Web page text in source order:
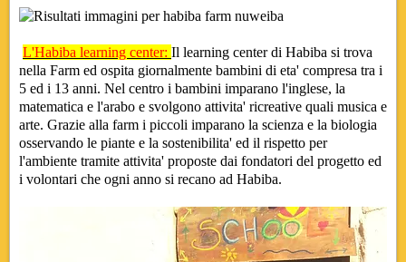
L'Habiba learning center: Il learning center di Habiba si trova
nella Farm ed ospita giornalmente bambini di eta' compresa tra i
5 ed i 13 anni. Nel centro i bambini imparano l'inglese, la
matematica e l'arabo e svolgono attivita' ricreative quali musica e
arte. Grazie alla farm i piccoli imparano la scienza e la biologia
osservando le piante e la sostenibilita' ed il rispetto per
l'ambiente tramite attivita' proposte dai fondatori del progetto ed
i volontari che ogni anno si recano ad Habiba.